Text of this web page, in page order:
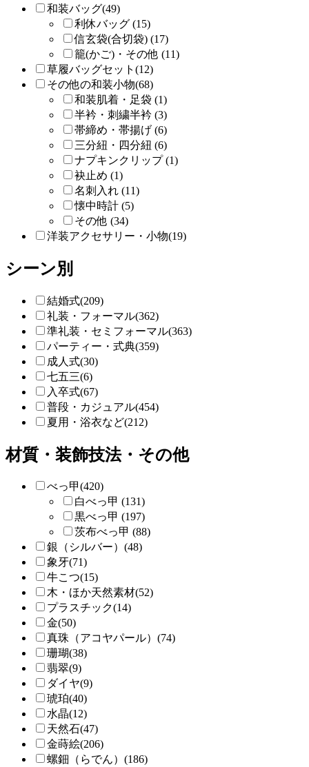
和装バッグ(49)
利休バッグ (15)
信玄袋(合切袋) (17)
籠(かご)・その他 (11)
草履バッグセット(12)
その他の和装小物(68)
和装肌着・足袋 (1)
半衿・刺繍半衿 (3)
帯締め・帯揚げ (6)
三分紐・四分紐 (6)
ナプキンクリップ (1)
袂止め (1)
名刺入れ (11)
懐中時計 (5)
その他 (34)
洋装アクセサリー・小物(19)
シーン別
結婚式(209)
礼装・フォーマル(362)
準礼装・セミフォーマル(363)
パーティー・式典(359)
成人式(30)
七五三(6)
入卒式(67)
普段・カジュアル(454)
夏用・浴衣など(212)
材質・装飾技法・その他
べっ甲(420)
白べっ甲 (131)
黒べっ甲 (197)
茨布べっ甲 (88)
銀（シルバー）(48)
象牙(71)
牛こつ(15)
木・ほか天然素材(52)
プラスチック(14)
金(50)
真珠（アコヤパール）(74)
珊瑚(38)
翡翠(9)
ダイヤ(9)
琥珀(40)
水晶(12)
天然石(47)
金蒔絵(206)
螺鈿（らでん）(186)